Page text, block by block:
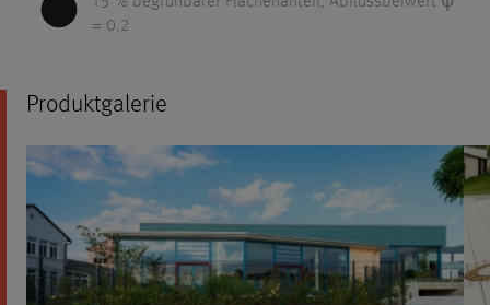
= 0,2
Produktgalerie